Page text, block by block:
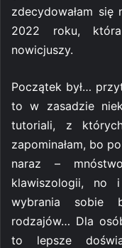
zdecydowałam się
2022 roku,
nowicjuszy.
Początek był…
to w zasadzie
tutoriali, z
zapominałam, bo
naraz –
klawiszologii, no
wybrania sobie
rodzajów… Dla
to lepsze